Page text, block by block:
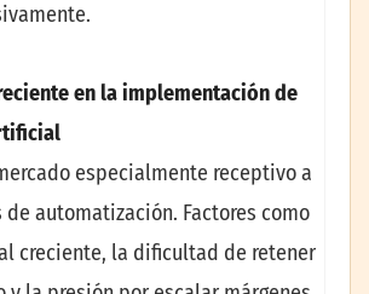
en la implementación de
especialmente receptivo a
automatización. Factores como
creciente, la dificultad de retener